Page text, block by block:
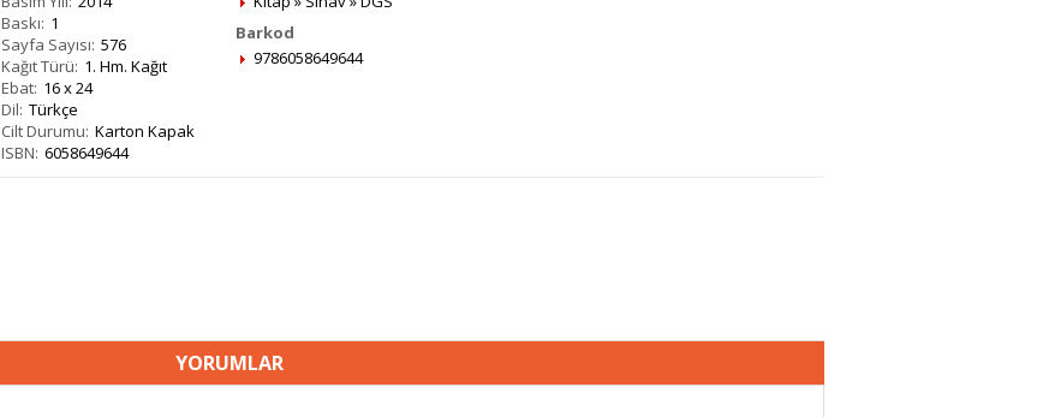
Baskı: 1
Sayfa Sayısı: 576
Kağıt Türü: 1. Hm. Kağıt
Ebat: 16 x 24
Dil: Türkçe
Cilt Durumu: Karton Kapak
ISBN: 6058649644
Barkod
9786058649644
YORUMLAR